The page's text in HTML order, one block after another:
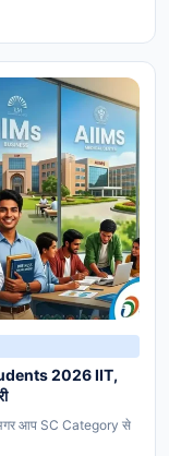
2026 IIT,
आप SC Category से